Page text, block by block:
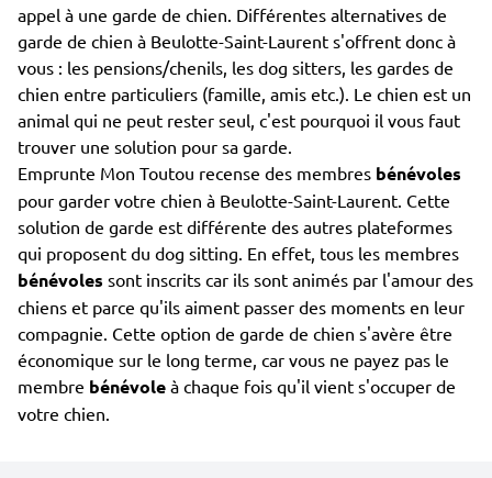
appel à une garde de chien. Différentes alternatives de
garde de chien à Beulotte-Saint-Laurent s'offrent donc à
vous : les pensions/chenils, les dog sitters, les gardes de
chien entre particuliers (famille, amis etc.). Le chien est un
animal qui ne peut rester seul, c'est pourquoi il vous faut
trouver une solution pour sa garde.
Emprunte Mon Toutou recense des membres bénévoles
pour garder votre chien à Beulotte-Saint-Laurent. Cette
solution de garde est différente des autres plateformes
qui proposent du dog sitting. En effet, tous les membres
bénévoles sont inscrits car ils sont animés par l'amour des
chiens et parce qu'ils aiment passer des moments en leur
compagnie. Cette option de garde de chien s'avère être
économique sur le long terme, car vous ne payez pas le
membre bénévole à chaque fois qu'il vient s'occuper de
votre chien.